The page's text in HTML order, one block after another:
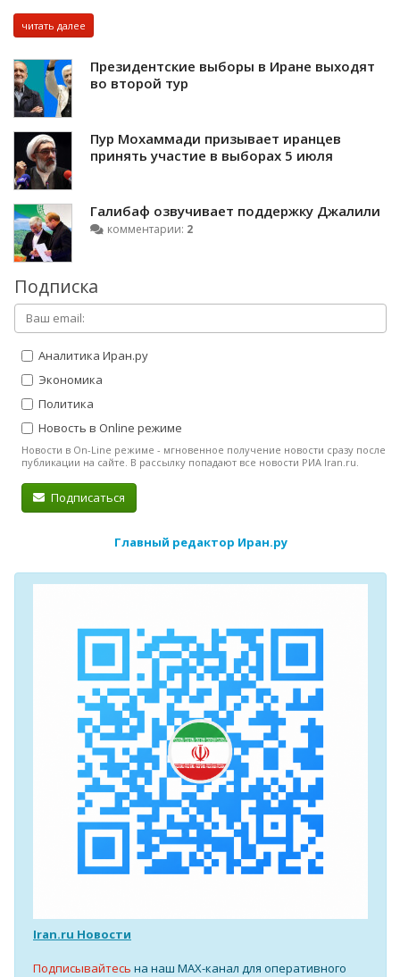
читать далее
Президентские выборы в Иране выходят
во второй тур
Пур Мохаммади призывает иранцев
принять участие в выборах 5 июля
Галибаф озвучивает поддержку Джалили
комментарии: 2
Подписка
Аналитика Иран.ру
Экономика
Политика
Новость в Online режиме
Новости в On-Line режиме - мгновенное получение новости сразу после
публикации на сайте. В рассылку попадают все новости РИА Iran.ru.
Подписаться
Главный редактор Иран.ру
Iran.ru Новости
Подписывайтесь на наш MAX-канал для оперативного